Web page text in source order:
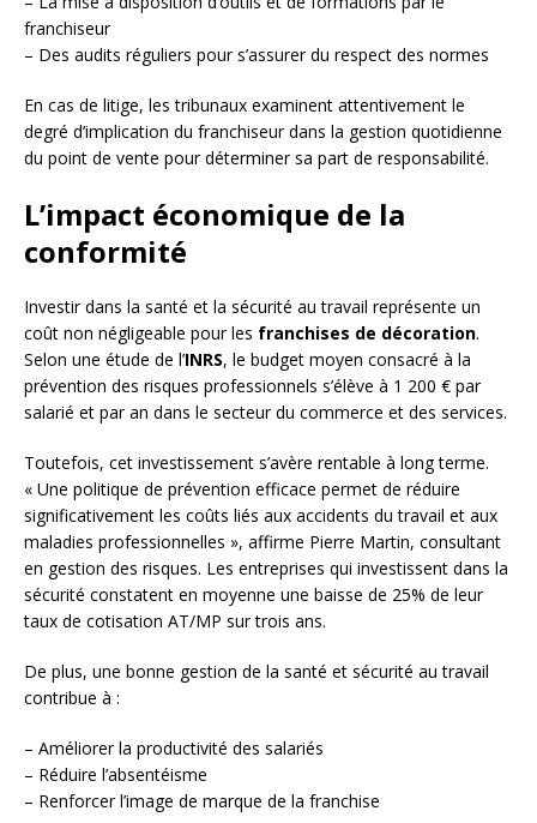
franchiseur
– Des audits réguliers pour s’assurer du respect des normes
En cas de litige, les tribunaux examinent attentivement le
degré d’implication du franchiseur dans la gestion quotidienne
du point de vente pour déterminer sa part de responsabilité.
L’impact économique de la
conformité
Investir dans la santé et la sécurité au travail représente un
coût non négligeable pour les franchises de décoration.
Selon une étude de l’INRS, le budget moyen consacré à la
prévention des risques professionnels s’élève à 1 200 € par
salarié et par an dans le secteur du commerce et des services.
Toutefois, cet investissement s’avère rentable à long terme.
« Une politique de prévention efficace permet de réduire
significativement les coûts liés aux accidents du travail et aux
maladies professionnelles », affirme Pierre Martin, consultant
en gestion des risques. Les entreprises qui investissent dans la
sécurité constatent en moyenne une baisse de 25% de leur
taux de cotisation AT/MP sur trois ans.
De plus, une bonne gestion de la santé et sécurité au travail
contribue à :
– Améliorer la productivité des salariés
– Réduire l’absentéisme
– Renforcer l’image de marque de la franchise